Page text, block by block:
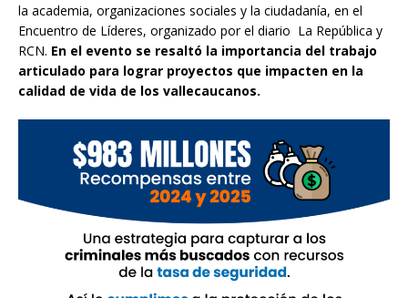
la academia, organizaciones sociales y la ciudadanía, en el
Encuentro de Líderes, organizado por el diario La República y
RCN. En el evento se resaltó la importancia del trabajo
articulado para lograr proyectos que impacten en la
calidad de vida de los vallecaucanos.